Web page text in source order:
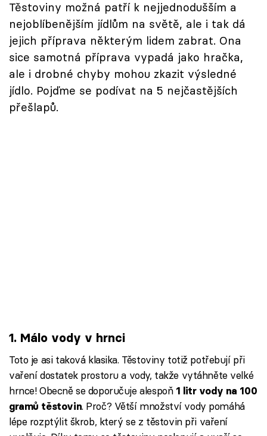
Sledujte prima+
Přihlášení
Sledujte nás
Těstoviny možná patří k nejjednodušším a
nejoblíbenějším jídlům na světě, ale i tak dá
jejich příprava některým lidem zabrat. Ona
sice samotná příprava vypadá jako hračka,
ale i drobné chyby mohou zkazit výsledné
jídlo. Pojďme se podívat na 5 nejčastějších
přešlapů.
1. Málo vody v hrnci
Toto je asi taková klasika. Těstoviny totiž potřebují při
vaření dostatek prostoru a vody, takže vytáhněte velké
hrnce! Obecně se doporučuje alespoň 1 litr vody na 100
gramů těstovin. Proč? Větší množství vody pomáhá
lépe rozptýlit škrob, který se z těstovin při vaření